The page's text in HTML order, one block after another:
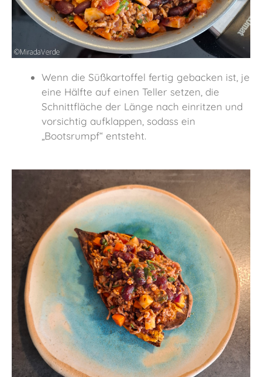
Wenn die Süßkartoffel fertig gebacken ist, je
eine Hälfte auf einen Teller setzen, die
Schnittfläche der Länge nach einritzen und
vorsichtig aufklappen, sodass ein
„Bootsrumpf“ entsteht.